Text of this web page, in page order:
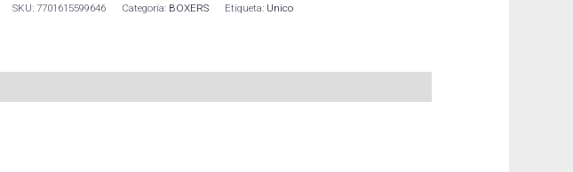
SKU:7701615599646 Categoría: BOXERS Etiqueta: Unico